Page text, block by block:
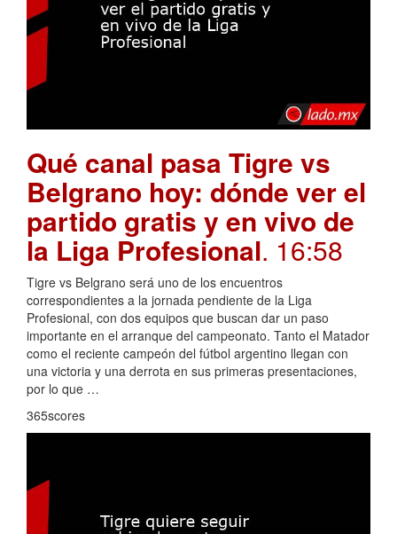
Qué canal pasa Tigre vs
Belgrano hoy: dónde ver el
partido gratis y en vivo de
la Liga Profesional. 16:58
Tigre vs Belgrano será uno de los encuentros
correspondientes a la jornada pendiente de la Liga
Profesional, con dos equipos que buscan dar un paso
importante en el arranque del campeonato. Tanto el Matador
como el reciente campeón del fútbol argentino llegan con
una victoria y una derrota en sus primeras presentaciones,
por lo que …
365scores